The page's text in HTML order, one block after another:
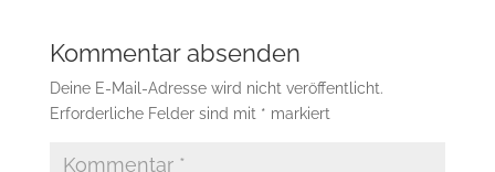
Kommentar absenden
Deine E-Mail-Adresse wird nicht veröffentlicht.
Erforderliche Felder sind mit * markiert